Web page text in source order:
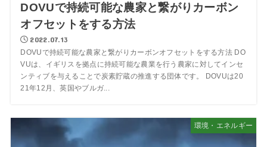
DOVUで持続可能な農家と繋がりカーボン
オフセットをする方法
2022.07.13
DOVUで持続可能な農家と繋がりカーボンオフセットをする方法 DO
VUは、イギリスを拠点に持続可能な農業を行う農家に対してインセ
ンティブを与えることで炭素貯蔵の推進する団体です。 DOVUは20
21年12月、英国やブルガ...
環境・エネルギー